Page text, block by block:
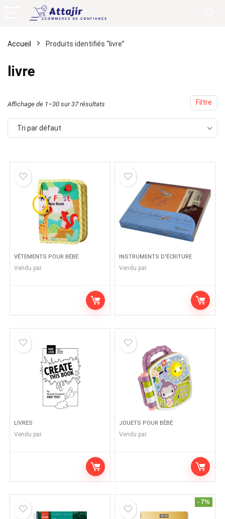
Accueil Produits identifiés “livre”
livre
Filtre
Affichage de 1–30 sur 37 résultats
Tri par défaut
VÊTEMENTS POUR BÉBÉ
Vendu par
INSTRUMENTS D'ÉCRITURE
Vendu par
LIVRES
Vendu par
JOUETS POUR BÉBÉ
Vendu par
- 7%